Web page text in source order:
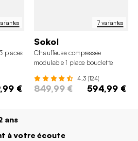
places
€
7 variantes
Sokol
Chauffeuse compressée
modulable 1 place bouclette
4.3 (124)
849,99 € 594,99 €
ans
à votre écoute